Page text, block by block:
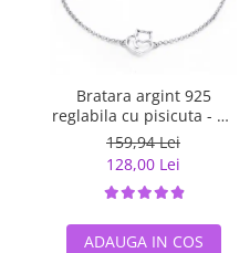
Bratara argint 925
reglabila cu pisicuta - Be
Nature BST0040
159,94 Lei
128,00 Lei
ADAUGA IN COS